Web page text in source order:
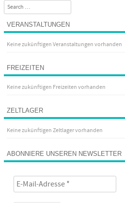
Search
VERANSTALTUNGEN
Keine zukünftigen Veranstaltungen vorhanden
FREIZEITEN
Keine zukünftigen Freizeiten vorhanden
ZELTLAGER
Keine zukünftigen Zeltlager vorhanden
ABONNIERE UNSEREN NEWSLETTER